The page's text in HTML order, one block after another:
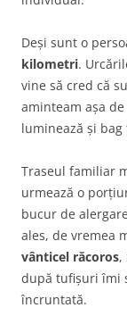
Deși sunt o
kilometri.
vine să cred că
aminteam așa
luminează și
Traseul familiar
urmează o
bucur de
ales, de vremea
vânticel răcoros,
după tufișuri îmi
încruntată.